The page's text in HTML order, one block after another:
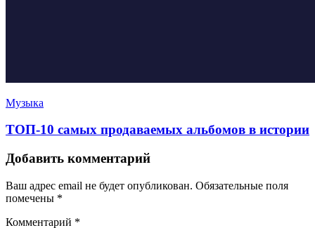
Музыка
ТОП-10 самых продаваемых альбомов в истории
Добавить комментарий
Ваш адрес email не будет опубликован. Обязательные поля
помечены *
Комментарий *